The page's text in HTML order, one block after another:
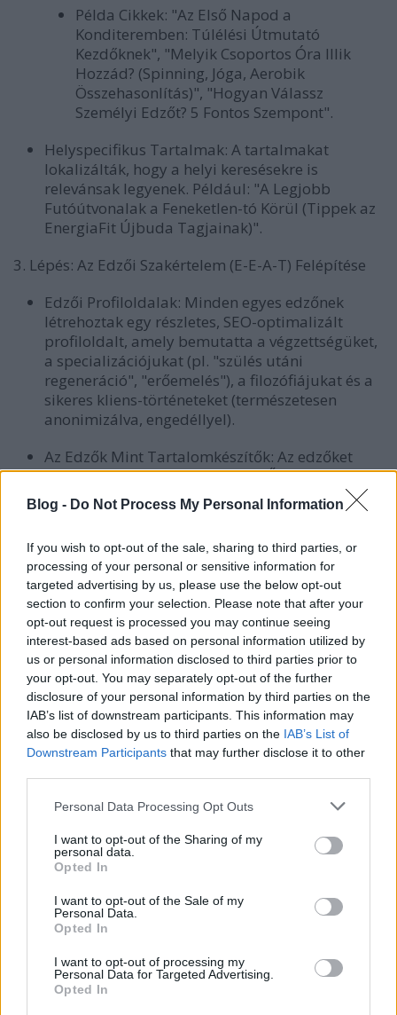
Blog - Do Not Process My Personal Information
If you wish to opt-out of the sale, sharing to third parties, or
processing of your personal or sensitive information for
targeted advertising by us, please use the below opt-out
section to confirm your selection. Please note that after your
opt-out request is processed you may continue seeing
interest-based ads based on personal information utilized by
us or personal information disclosed to third parties prior to
your opt-out. You may separately opt-out of the further
disclosure of your personal information by third parties on the
IAB’s list of downstream participants. This information may
also be disclosed by us to third parties on the IAB’s List of
Downstream Participants that may further disclose it to other
Please note that this website/app uses one or more Google
not limited to your visit or usage behaviour. You may click to
grant or deny consent to Google and its third-party tags to
use your data for below specified purposes in below Google
consent section.
Personal Data Processing Opt Outs
I want to opt-out of the Sharing of my
personal data.
Opted In
I want to opt-out of the Sale of my
Personal Data.
Opted In
I want to opt-out of processing my
Personal Data for Targeted Advertising.
Opted In
Példa Cikkek: "Az Első Napod a
Konditeremben: Túlélési Útmutató
Kezdőknek", "Melyik Csoportos Óra Illik
Hozzád? (Spinning, Jóga, Aerobik
Összehasonlítás)", "Hogyan Válassz
Személyi Edzőt? 5 Fontos Szempont".
Helyspecifikus Tartalmak: A tartalmakat
lokalizálták, hogy a helyi keresésekre is
relevánsak legyenek. Például: "A Legjobb
Futóútvonalak a Feneketlen-tó Körül (Tippek az
EnergiaFit Újbuda Tagjainak)".
3. Lépés: Az Edzői Szakértelem (E-E-A-T) Felépítése
Edzői Profiloldalak: Minden egyes edzőnek
létrehoztak egy részletes, SEO-optimalizált
profiloldalt, amely bemutatta a végzettségüket,
a specializációjukat (pl. "szülés utáni
regeneráció", "erőemelés"), a filozófiájukat és a
sikeres kliens-történeteket (természetesen
anonimizálva, engedéllyel).
Az Edzők Mint Tartalomkészítők: Az edzőket
bevonták a tartalomgyártásba. Ők írták vagy
lektorálták a szakterületükhöz kapcsolódó
cikkeket, és rövid videós tippeket készítettek,
szakértelmüket (Expertise és Experience).
Az Eredmények (12 hónap után):
Mind a négy klubstabilan a TOP 3-ban
szerepelt a Google Térképes találatai között a
releváns kerületi keresésekre.
Az organikus keresésből származó, új,
próbanapra vagy bérletvásárlásra jelentkező
tagok száma 150%-kal növekedett .
A weboldal organikus forgalma200%-kal
emelkedett, a forgalom jelentős része a
kezdőket célzó, információs tartalmakra
érkezett.
A személyi edzők profiloldalai önmagukban is
elkezdtek forgalmat generálni, a nevükre vagy a
specializációjukra történő keresésekből.